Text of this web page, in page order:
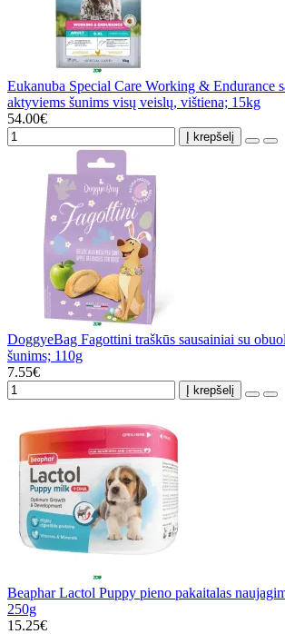
Eukanuba Special Care Working & Endurance
aktyviems šunims visų veislų, vištiena; 15kg
54.00€
Į krepšelį
DoggyeBag Fagottini traškūs sausainiai su
šunims; 110g
7.55€
Į krepšelį
Beaphar Lactol Puppy pieno pakaitalas
250g
15.25€